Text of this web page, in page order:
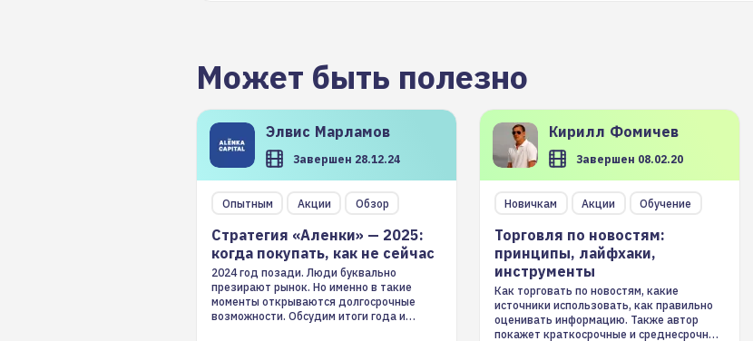
Может быть полезно
Элвис Марламов
Завершен 28.12.24
Опытным Акции Обзор
Стратегия «Аленки» — 2025:
когда покупать, как не сейчас
2024 год позади. Люди буквально
презирают рынок. Но именно в такие
моменты открываются долгосрочные
возможности. Обсудим итоги года и
Кирилл Фомичев
Завершен 08.02.20
Новичкам Акции Обучение
Торговля по новостям:
принципы, лайфхаки,
инструменты
Как торговать по новостям, какие
источники использовать, как правильно
оценивать информацию. Также автор
покажет краткосрочные и среднесрочные